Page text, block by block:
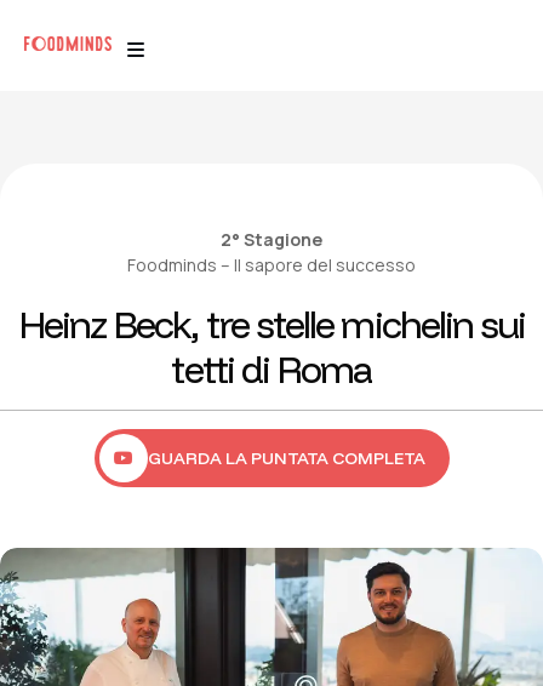
2° Stagione
Foodminds – Il sapore del successo
Heinz Beck, tre stelle michelin sui
tetti di Roma
GUARDA LA PUNTATA COMPLETA